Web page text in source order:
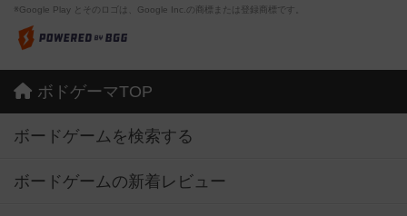
※Google Play とそのロゴは、Google Inc.の商標または登録商標です。
ボドゲーマTOP
ボードゲームを検索する
ボードゲームの新着レビュー